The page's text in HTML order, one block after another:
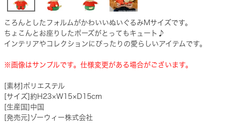
ころんとしたフォルムがかわいいぬいぐるみMサイズです。
ちょこんとお座りしたポーズがとってもキュート♪
インテリアやコレクションにぴったりの愛らしいアイテムです。
※画像はサンプルです。仕様変更がある場合がございます。
[素材]ポリエステル
[サイズ]約H23×W15×D15cm
[生産国]中国
[発売元]ゾーウィー株式会社